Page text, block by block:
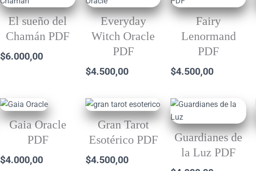
El sueño del
Chamán PDF
$6.000,00
Everyday
Witch Oracle
PDF
$4.500,00
Fairy
Lenormand
PDF
$4.500,00
Gaia Oracle
PDF
$4.000,00
Gran Tarot
Esotérico PDF
$4.500,00
Guardianes de
la Luz PDF